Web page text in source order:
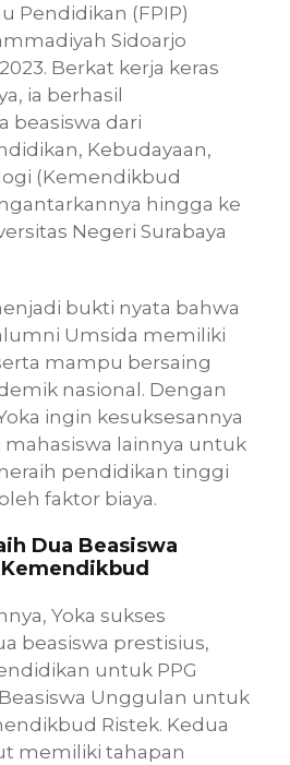
Pendidikan (FPIP)
Sidoarjo
Berkat kerja keras
ia berhasil
beasiswa dari
Kebudayaan,
(Kemendikbud
hingga ke
Negeri Surabaya
bukti nyata bahwa
Umsida memiliki
mampu bersaing
nasional. Dengan
ingin kesuksesannya
lainnya untuk
pendidikan tinggi
faktor biaya.
Dua Beasiswa
Yoka sukses
beasiswa prestisius,
untuk PPG
Unggulan untuk
Ristek. Kedua
memiliki tahapan